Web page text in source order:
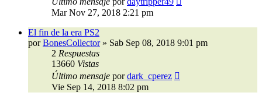
Mar Nov 27, 2018 2:21 pm
El fin de la era PS2
porBonesCollector» Sab Sep 08, 2018 9:01 pm
2 Respuestas
13660 Vistas
Último mensaje pordark_cperez
Vie Sep 14, 2018 8:02 pm